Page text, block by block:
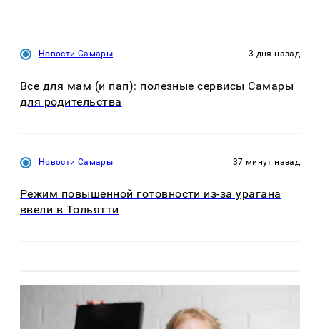
Новости Самары 3 дня назад
Все для мам (и пап): полезные сервисы Самары
для родительства
Новости Самары 37 минут назад
Режим повышенной готовности из-за урагана
ввели в Тольятти